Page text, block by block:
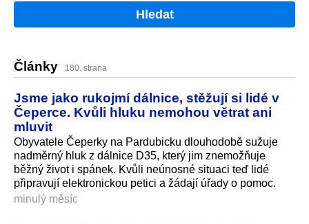
Hledat
Články 180. strana
Jsme jako rukojmí dálnice, stěžují si lidé v
Čeperce. Kvůli hluku nemohou větrat ani
mluvit
Obyvatele Čeperky na Pardubicku dlouhodobě sužuje
nadměrný hluk z dálnice D35, který jim znemožňuje
běžný život i spánek. Kvůli neúnosné situaci teď lidé
připravují elektronickou petici a žádají úřady o pomoc.
minulý měsíc